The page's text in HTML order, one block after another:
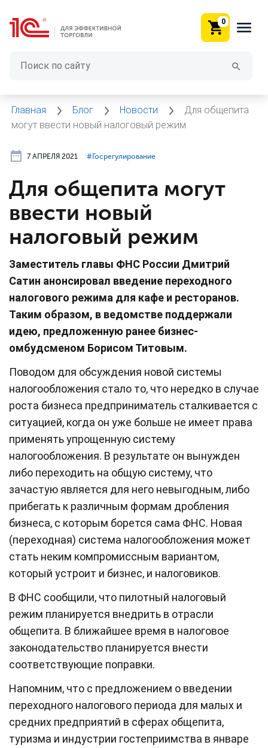
0
Главная Блог Новости
Для общепита
могут ввести новый налоговый режим
7 АПРЕЛЯ 2021 #⁣Госрегулирование
Для общепита могут
ввести новый
налоговый режим
Заместитель главы ФНС России Дмитрий
Сатин анонсировал введение переходного
налогового режима для кафе и ресторанов.
Таким образом, в ведомстве поддержали
идею, предложенную ранее бизнес-
омбудсменом Борисом Титовым.
Поводом для обсуждения новой системы
налогообложения стало то, что нередко в случае
роста бизнеса предприниматель сталкивается с
ситуацией, когда он уже больше не имеет права
применять упрощенную систему
налогообложения. В результате он вынужден
либо переходить на общую систему, что
зачастую является для него невыгодным, либо
прибегать к различным формам дробления
бизнеса, с которым борется сама ФНС. Новая
(переходная) система налогообложения может
стать неким компромиссным вариантом,
который устроит и бизнес, и налоговиков.
В ФНС сообщили, что пилотный налоговый
режим планируется внедрить в отрасли
общепита. В ближайшее время в налоговое
законодательство планируется внести
соответствующие поправки.
Напомним, что с предложением о введении
переходного налогового периода для малых и
средних предприятий в сферах общепита,
туризма и индустрии гостеприимства в январе